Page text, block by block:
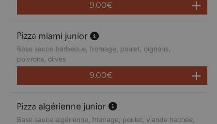
9.00€
miami junior
Base sauce barbecue, fromage, poulet, oignons,
poivrons, olives
9.00€
algérienne junior
Base sauce algérienne, fromage, poulet, viande hachée,